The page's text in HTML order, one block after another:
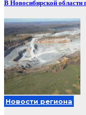
В Новосибирской области
Новости региона